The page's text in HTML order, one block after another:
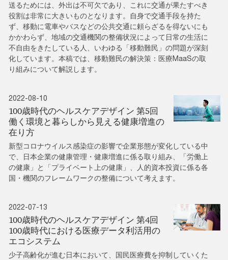
送るためには、外出は不可欠であり、これに交通が果たすべき
役割は非常に大きいものとなります。自身で交通手段を持た
ず、移動に電車やバスなどの公共交通に頼らざるを得ないにも
かかわらず、地域の交通機関の整備状況によって日常の生活に
不自由をきたしている人、いわゆる「移動難民」の問題が深刻
化しています。本稿では、移動難民の解決策：医療MaaSの取
り組みについて解説します。
2022-08-10
100歳時代のヘルスケアデザイン 第5回
働く環境と暮らしから見える健康増進の
在り方
新型コロナウイルス感染症の影響で企業形態が変化している中
で、日本企業の健康管理・健康増進に係る取り組み、「労働上
の健康」と「プライベート上の健康」、人的資本投資に係る各
国・機関のフレームワークの整備について考えます。
2022-07-13
100歳時代のヘルスケアデザイン 第4回
100歳時代における医療データ利活用の
エコシステム
少子高齢化が進む日本において、国民医療費を抑制していくた